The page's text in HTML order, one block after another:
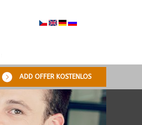
ADD OFFER KOSTENLOS